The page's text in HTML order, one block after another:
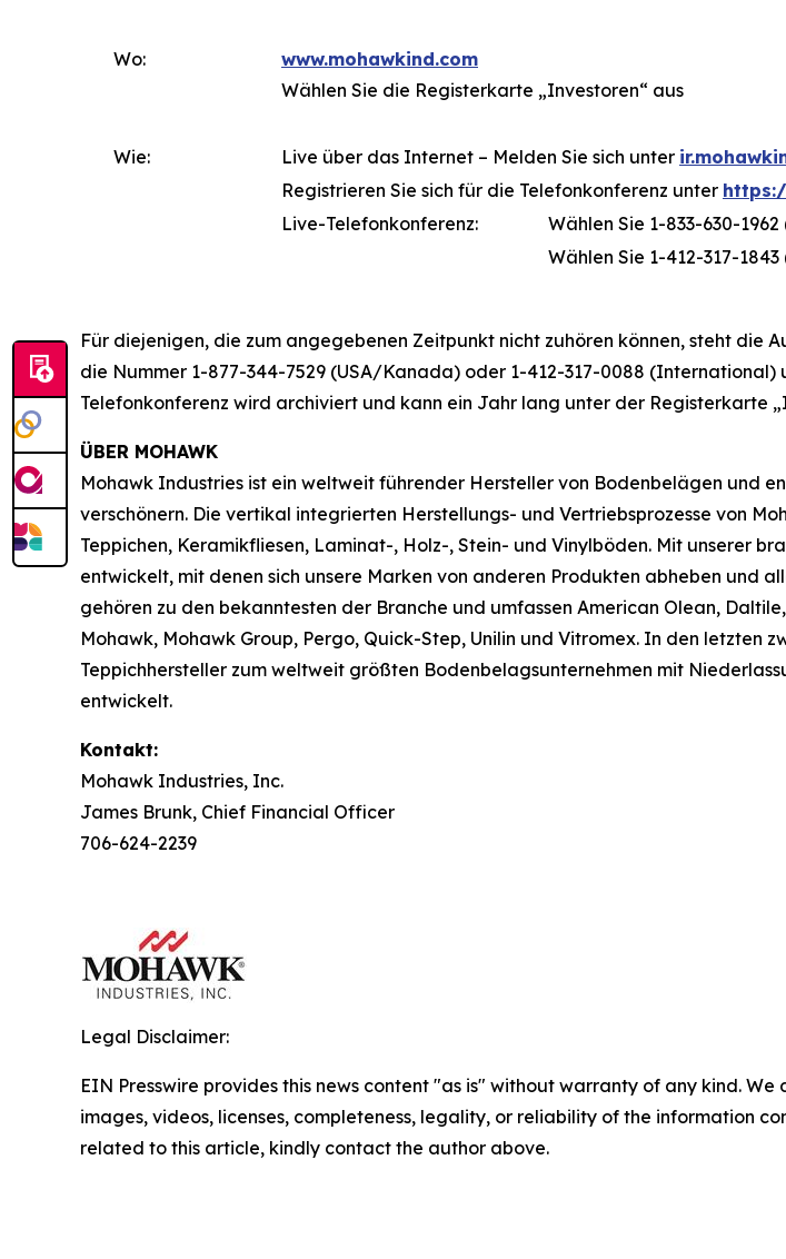
Wo:
www.mohawkind.com
Wählen Sie die Registerkarte „Investoren“ aus
Wie: Live über das Internet – Melden Sie sich unter
Registrieren Sie sich für die Telefonkonferenz unter
Live-Telefonkonferenz:
Wählen Sie 1-833-630-
Wählen Sie 1-412-317-
Für diejenigen, die zum angegebenen Zeitpunkt nicht zuhören können, steht die
die Nummer 1-877-344-7529 (USA/Kanada) oder 1-412-317-0088
Telefonkonferenz wird archiviert und kann ein Jahr lang unter der Registerkarte
ÜBER MOHAWK
Mohawk Industries ist ein weltweit führender Hersteller von Bodenbelägen und
verschönern. Die vertikal integrierten Herstellungs- und Vertriebsprozesse von
Teppichen, Keramikfliesen, Laminat-, Holz-, Stein- und Vinylböden. Mit unserer
entwickelt, mit denen sich unsere Marken von anderen Produkten abheben und
gehören zu den bekanntesten der Branche und umfassen American Olean,
Mohawk, Mohawk Group, Pergo, Quick-Step, Unilin und Vitromex. In den letzten
Teppichhersteller zum weltweit größten Bodenbelagsunternehmen mit
entwickelt.
Kontakt:
Mohawk Industries, Inc.
James Brunk, Chief Financial Officer
706-624-2239
Legal Disclaimer:
EIN Presswire provides this news content "as is" without warranty of any kind.
images, videos, licenses, completeness, legality, or reliability of the information
related to this article, kindly contact the author above.